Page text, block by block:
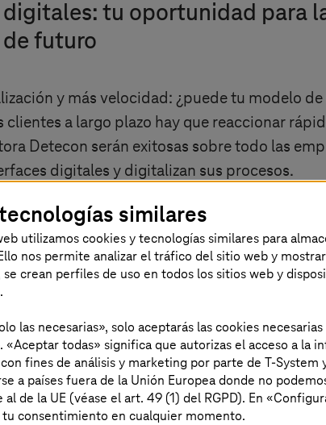
tu oportunidad para
futuro
y más velocidad: ¿puede tu modelo
clientes a largo plazo hay que reaccionar
Detecon serán exitosas sobre todo las
digitales y digitalizan sus procesos.
éxito con los que lograrás
similares
utilizamos cookies y tecnologías similares para
nos permite analizar el tráfico del sitio web y
crean perfiles de uso en todos los sitios web y
las necesarias», solo aceptarás las cookies
«Aceptar todas» significa que autorizas el acceso a la
fines de análisis y marketing por parte de T-
a países fuera de la Unión Europea donde no
de la UE (véase el art. 49 (1) del RGPD). En
consentimiento en cualquier momento.